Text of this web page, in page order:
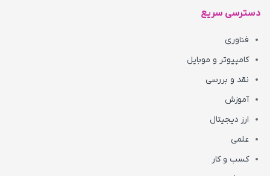
دسترسی سریع
فناوری
کامپیوتر و موبایل
نقد و بررسی
آموزش
ارز دیجیتال
علمی
کسب و کار